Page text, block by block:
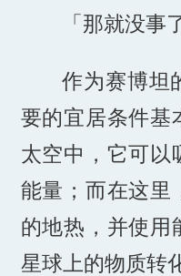
「那就没事
作为赛博坦
要的宜居条件基
太空中，它可以
能量；而在这里
的地热，并使用
星球上的物质转